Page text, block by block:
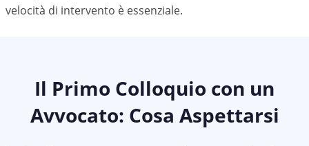
velocità di intervento è essenziale.
Il Primo Colloquio con un
Avvocato: Cosa Aspettarsi